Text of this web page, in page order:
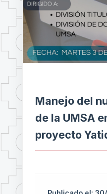
Manejo del
de la UMSA
proyecto